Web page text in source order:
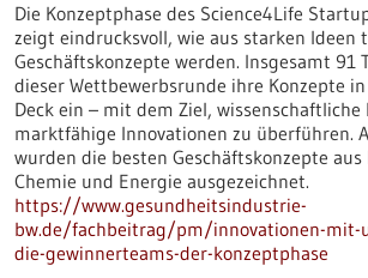
Die Konzeptphase des Science4Life
zeigt eindrucksvoll, wie aus starken Ideen
Geschäftskonzepte werden. Insgesamt 91
dieser Wettbewerbsrunde ihre Konzepte
Deck ein – mit dem Ziel, wissenschaftliche
marktfähige Innovationen zu überführen.
wurden die besten Geschäftskonzepte aus
Chemie und Energie ausgezeichnet.
https://www.gesundheitsindustrie-
bw.de/fachbeitrag/pm/innovationen-mit-
die-gewinnerteams-der-konzeptphase